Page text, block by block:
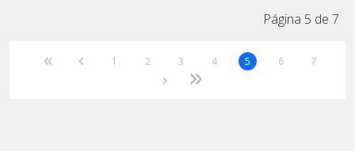
Página 5 de 7
1 2 3 4 5 6 7